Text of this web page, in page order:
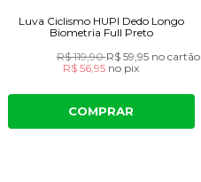
Luva Ciclismo HUPI Dedo Longo
Biometria Full Preto
R$ 119,90R$ 59,95 no cartão
R$ 56,95 no pix
COMPRAR